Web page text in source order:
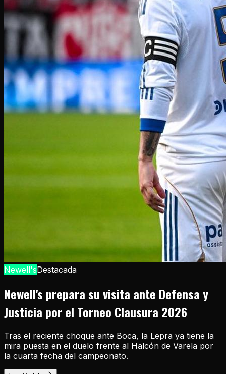
Newell'sDestacada
Newell's prepara su visita ante Defensa y
Justicia por el Torneo Clausura 2026
Tras el reciente choque ante Boca, la Lepra ya tiene la
mira puesta en el duelo frente al Halcón de Varela por
la cuarta fecha del campeonato.